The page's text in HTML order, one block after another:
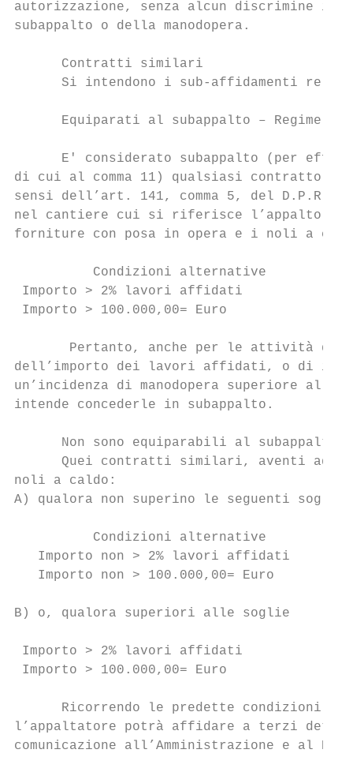
autorizzazione, senza alcun discrimine
subappalto o della manodopera.
      Contratti similari
Si intendono i sub-affidamenti
Equiparati al subappalto – Regime
E' considerato subappalto (per
di cui al comma 11) qualsiasi contratto
sensi dell’art. 141, comma 5, del D.P.R.
nel cantiere cui si riferisce l’appalto)
forniture con posa in opera e i noli a
Condizioni alternative
Importo > 2% lavori affidati             >
Importo > 100.000,00= Euro               >
Pertanto, anche per le attività di
dell’importo dei lavori affidati, o di
un’incidenza di manodopera superiore al
intende concederle in subappalto.
Non sono equiparabili al subappalto
Quei contratti similari, aventi ad
noli a caldo:
A) qualora non superino le seguenti soglie:
Condizioni alternative
Importo non > 2% lavori affidati
Importo non > 100.000,00= Euro
B) o, qualora superiori alle soglie
Importo > 2% lavori affidati
Importo > 100.000,00= Euro
Ricorrendo le predette condizioni,
l’appaltatore potrà affidare a terzi dette
comunicazione all’Amministrazione e al